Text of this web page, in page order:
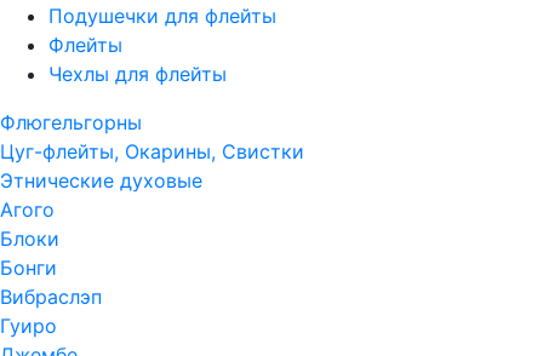
Подушечки для флейты
Флейты
Чехлы для флейты
Флюгельгорны
Цуг-флейты, Окарины, Свистки
Этнические духовые
Агого
Блоки
Бонги
Вибраслэп
Гуиро